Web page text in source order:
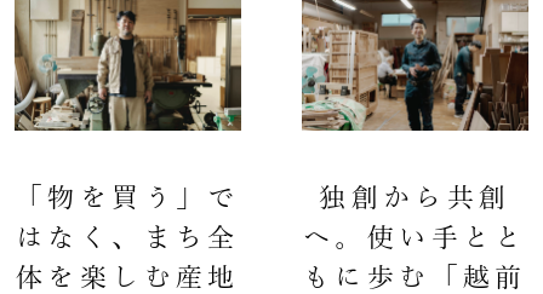
「物を買う」で
はなく、まち全
体を楽しむ産地
独創から共創
へ。使い手とと
もに歩む「越前